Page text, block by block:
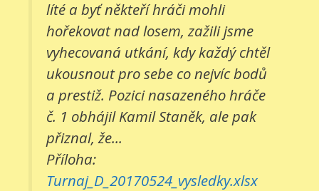
líté a byť někteří hráči mohli
hořekovat nad losem, zažili jsme
vyhecovaná utkání, kdy každý chtěl
ukousnout pro sebe co nejvíc bodů
a prestiž. Pozici nasazeného hráče
č. 1 obhájil Kamil Staněk, ale pak
přiznal, že...
Příloha:
Turnaj_D_20170524_vysledky.xlsx